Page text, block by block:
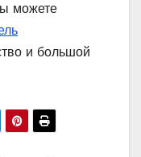
можете
и большой